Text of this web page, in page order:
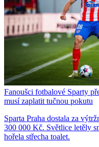
Fanoušci fotbalové Sparty
musí zaplatit tučnou pokutu
Sparta Praha dostala za
300 000 Kč. Světlice letěly
hořela střecha toalet.